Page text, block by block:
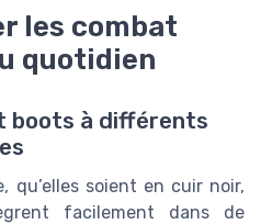
les combat
quotidien
boots à différents
qu’elles soient en cuir noir,
facilement dans de